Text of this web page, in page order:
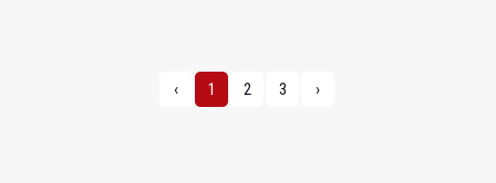
‹ 1 2 3 ›